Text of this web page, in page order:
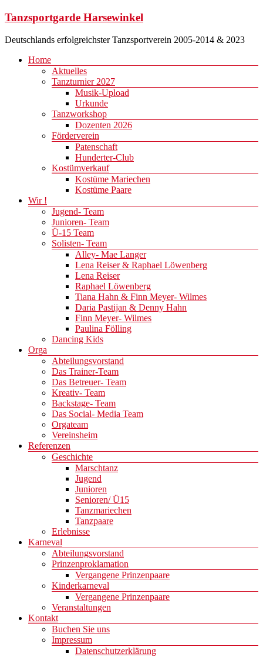
Zum
springen
Tanzsportgarde Harsewinkel
Deutschlands erfolgreichster Tanzsportverein 2005-2014 & 2023
Menü
Home
Aktuelles
Tanzturnier 2027
Musik-Upload
Urkunde
Tanzworkshop
Dozenten 2026
Förderverein
Patenschaft
Hunderter-Club
Kostümverkauf
Kostüme Mariechen
Kostüme Paare
Wir !
Jugend- Team
Junioren- Team
Ü-15 Team
Solisten- Team
Alley- Mae Langer
Lena Reiser & Raphael Löwenberg
Lena Reiser
Raphael Löwenberg
Tiana Hahn & Finn Meyer- Wilmes
Daria Pastijan & Denny Hahn
Finn Meyer- Wilmes
Paulina Fölling
Dancing Kids
Orga
Abteilungsvorstand
Das Trainer-Team
Das Betreuer- Team
Kreativ- Team
Backstage- Team
Das Social- Media Team
Orgateam
Vereinsheim
Referenzen
Geschichte
Marschtanz
Jugend
Junioren
Senioren/ Ü15
Tanzmariechen
Tanzpaare
Erlebnisse
Karneval
Abteilungsvorstand
Prinzenproklamation
Vergangene Prinzenpaare
Kinderkarneval
Vergangene Prinzenpaare
Veranstaltungen
Kontakt
Buchen Sie uns
Impressum
Datenschutzerklärung